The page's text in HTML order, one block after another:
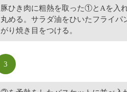
豚ひき肉に粗熱を取った①とAを入
丸める。サラダ油をひいたフライパ
がり焼き目をつける。
3